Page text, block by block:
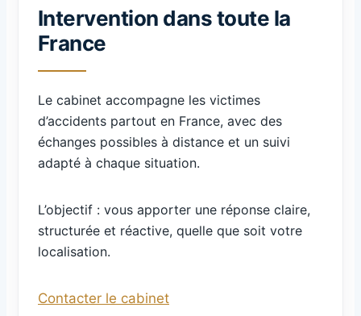
Intervention dans toute la
France
Le cabinet accompagne les victimes
d’accidents partout en France, avec des
échanges possibles à distance et un suivi
adapté à chaque situation.
L’objectif : vous apporter une réponse claire,
structurée et réactive, quelle que soit votre
localisation.
Contacter le cabinet